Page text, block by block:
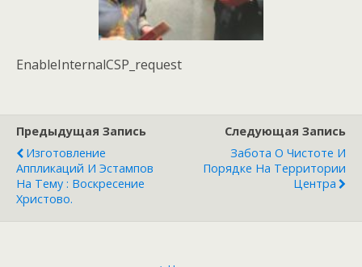
EnableInternalCSP_request
Предыдущая Запись
Изготовление
Аппликаций И Эстампов
На Тему : Воскресение
Христово.
Следующая Запись
Забота О Чистоте И
Порядке На Территории
Центра